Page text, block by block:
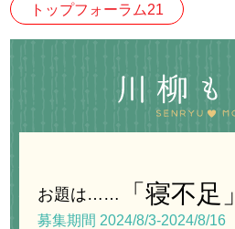
トップフォーラム21
お題は…… 「寝不足」
募集期間 2024/8/3-2024/8/16